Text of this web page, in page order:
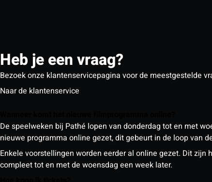
Heb je een vraag?
Bezoek onze klantenservicepagina voor de meestgestelde
Naar de klantenservice
De speelweken bij Pathé lopen van donderdag tot en met
nieuwe programma online gezet, dit gebeurt in de loop van
Enkele voorstellingen worden eerder al online gezet. Dit
compleet tot en met de woensdag een week later.